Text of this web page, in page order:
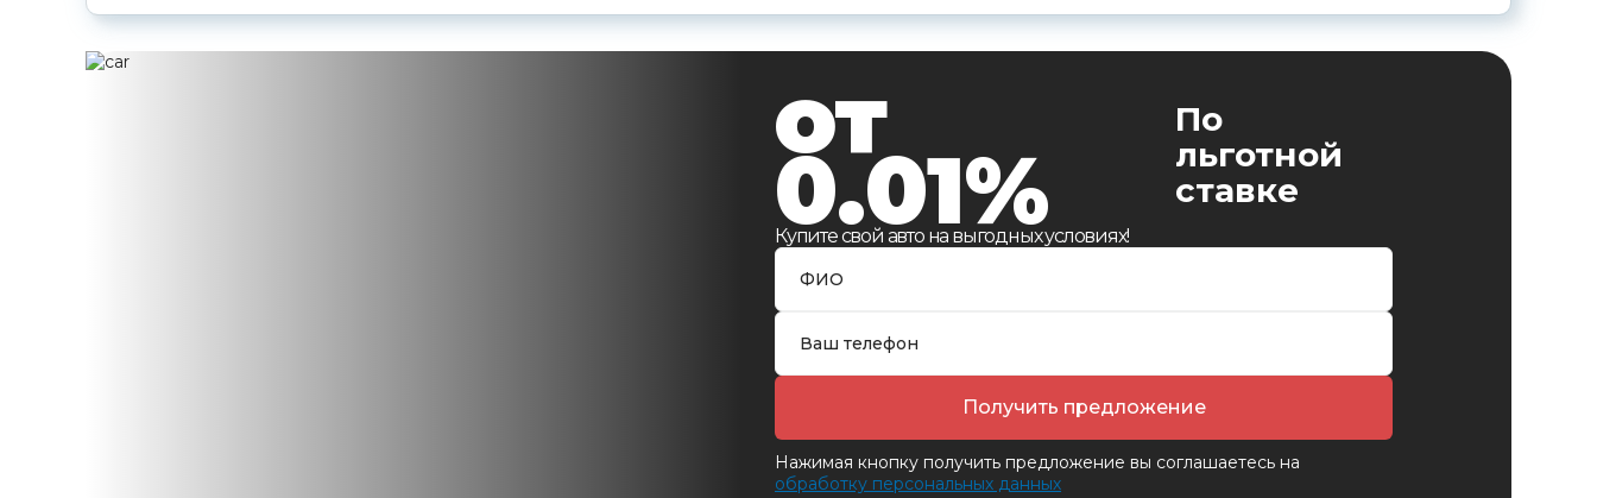
от
0.01%
По
льготной
ставке
Купите свой авто на выгодных условиях!
Получить предложение
Нажимая кнопку получить предложение вы соглашаетесь на
обработку персональных данных